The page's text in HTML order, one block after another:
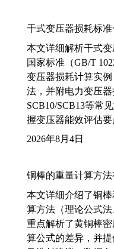
干式变压器损耗标
本文详细解析干式
国家标准（GB/T
变压器损耗计算实
法，并附电力变压
SCB10/SCB13等常
握变压器能效评估要
2026年8月4日
铜棒的重量计算方
本文详细介绍了铜
算方法（理论公式法
重点解析了黄铜棒密
算公式的差异，并